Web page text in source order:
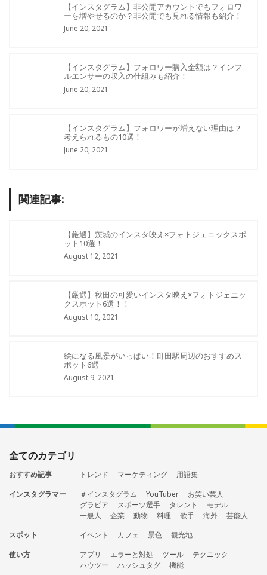
【インスタグラム】非公開アカウントでもフォロワ
ーを増やせるのか？非公開でも見れる情報も紹介！
June 20, 2021
【インスタグラム】フォロワー購入金額は？インフ
ルエンサーの収入の仕組みも紹介！
June 20, 2021
【インスタグラム】フォロワーが増えない理由は？
考えられるもの10選！
June 20, 2021
関連記事:
【厳選】茨城のインスタ映え×フォトジェニックスポ
ット10選！
August 12, 2021
【厳選】秋田の可愛いインスタ映え×フォトジェニッ
クスポット6選！！
August 10, 2021
絵になる風景がいっぱい！町田駅周辺のおすすめス
ポット6選
August 9, 2021
全てのカテゴリ
おすすめ記事 トレンド マーケティング
用語集
インスタグラマー
＃インスタグラム YouTuber
お笑い芸人
グラビア
スポーツ選手 タレント
モデル
一般人
企業 動物 料理 歌手 海外
芸能人
スポット
イベント カフェ 景色
観光地
使い方
アプリ エラーと対処 ツール
テクニック
ハウツー
ハッシュタグ 機能